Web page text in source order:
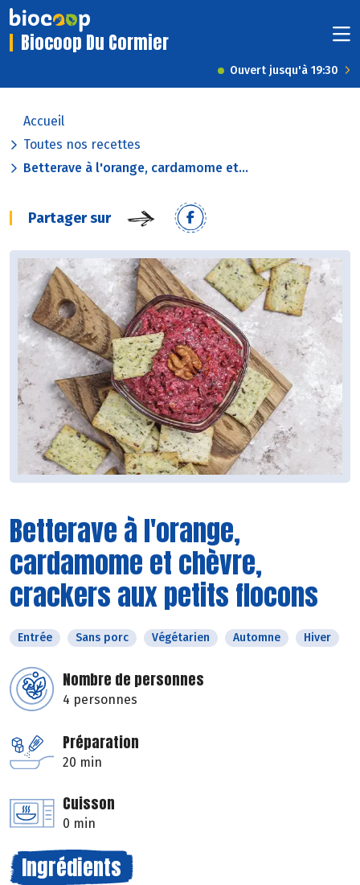
Biocoop Du Cormier
Ouvert jusqu'à 19:30
Accueil
Toutes nos recettes
Betterave à l'orange, cardamome et...
Partager sur
Betterave à l'orange,
cardamome et chèvre,
crackers aux petits flocons
Entrée Sans porc Végétarien Automne Hiver
Nombre de personnes
4 personnes
Préparation
20 min
Cuisson
0 min
Ingrédients